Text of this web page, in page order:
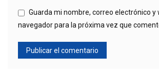
Guarda mi nombre, correo electrónico y
navegador para la próxima vez que